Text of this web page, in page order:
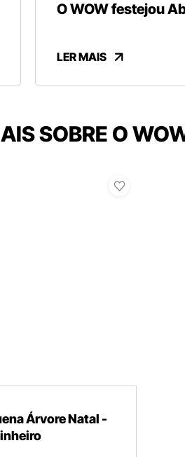
O WOW festejou
LER MAIS
SOBRE O
Árvore Natal -